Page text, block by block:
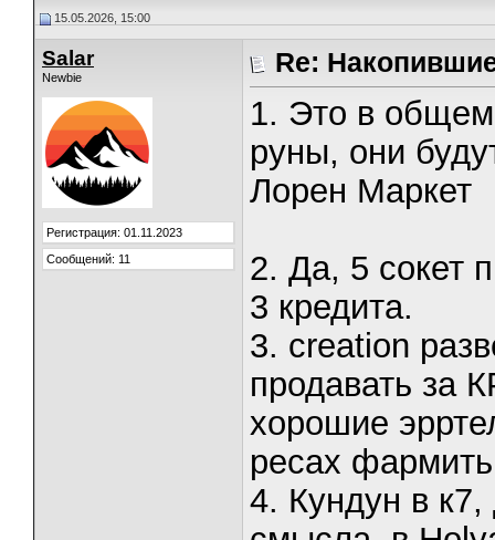
15.05.2026, 15:00
Salar
Newbie
Регистрация: 01.11.2023
Сообщений: 11
Re:
1. Это в
руны, они
Лорен Маркет
2. Да, 5 сокет
3 кредита.
3. creation
продавать за
хорошие
ресах
4. Кундун в